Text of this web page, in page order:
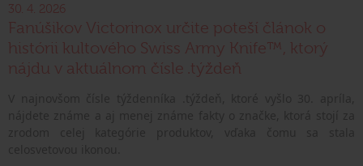
30. 4. 2026
Fanúšikov Victorinox určite poteší článok o
histórii kultového Swiss Army Knife™, ktorý
nájdu v aktuálnom čísle .týždeň